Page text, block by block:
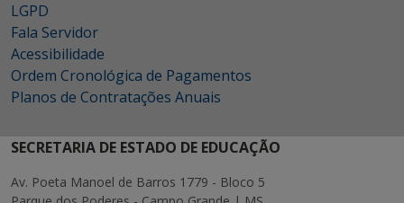
LGPD
Fala Servidor
Acessibilidade
Ordem Cronológica de Pagamentos
Planos de Contratações Anuais
SECRETARIA DE ESTADO DE EDUCAÇÃO
Av. Poeta Manoel de Barros 1779 - Bloco 5